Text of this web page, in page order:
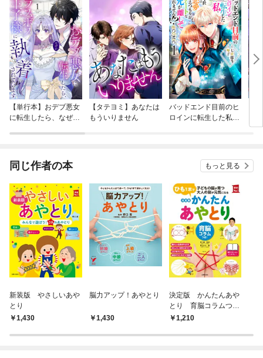
【単行本】おデブ悪女
に転生したら、なぜか
【タテヨミ】あなたは
もういりません
バッドエンド目前のヒ
ロインに転生した私、
同じ作者の本 もっと見る
新装版 やさしいあや
とり
1,430
脳力アップ！あやとり
1,430
決定版 かんたんあや
とり 育脳コラムつ
き！1,210